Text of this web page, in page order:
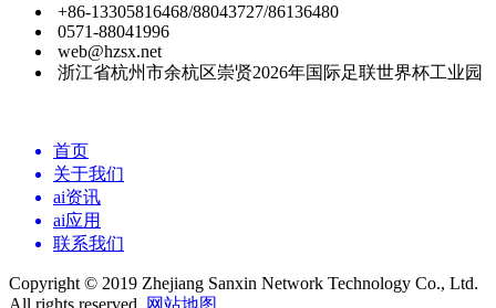
+86-13305816468/88043727/86136480
0571-88041996
web@hzsx.net
浙江省杭州市余杭区崇贤2026年国际足联世界杯工业园
首页
关于我们
ai资讯
ai应用
联系我们
Copyright © 2019 Zhejiang Sanxin Network Technology Co., Ltd.
All rights reserved.
网站地图